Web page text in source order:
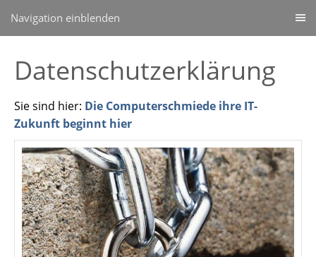
Navigation einblenden
Datenschutzerklärung
Sie sind hier: Die Computerschmiede ihre IT-
Zukunft beginnt hier